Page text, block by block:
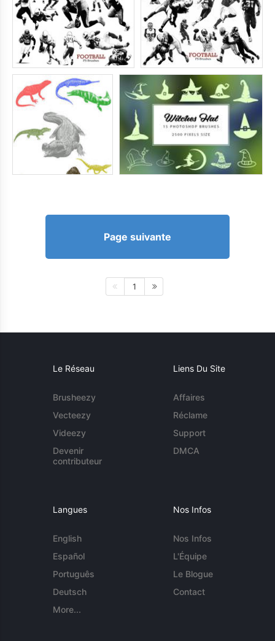
Page suivante
1
Le Réseau
Brusheezy
Vecteezy
Videezy
Devenir
contributeur
Liens Du Site
Affaires
Réclame
Support
DMCA
Langues
English
Español
Português
Deutsch
More...
Nos Infos
Nos Infos
L'Équipe
Le Blogue
Contact